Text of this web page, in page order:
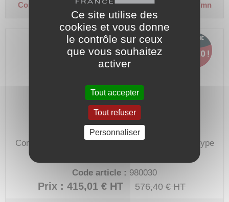
Compresseur coaxial 50 lMonophasé - Débit 240 L/mn
Compresseur électrique compact, pour travaux type
Code article : 980030
Prix : 415,01 € HT 576,40 € HT
Ce site utilise des
cookies et vous donne
le contrôle sur ceux
que vous souhaitez
activer
Tout accepter
Tout refuser
Personnaliser